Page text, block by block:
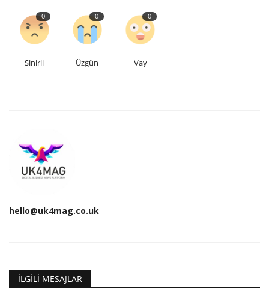
Teknoloji
Hakkımızda
English
0
Sinirli
0
Üzgün
0
Vay
hello@uk4mag.co.uk
İLGILI MESAJLAR